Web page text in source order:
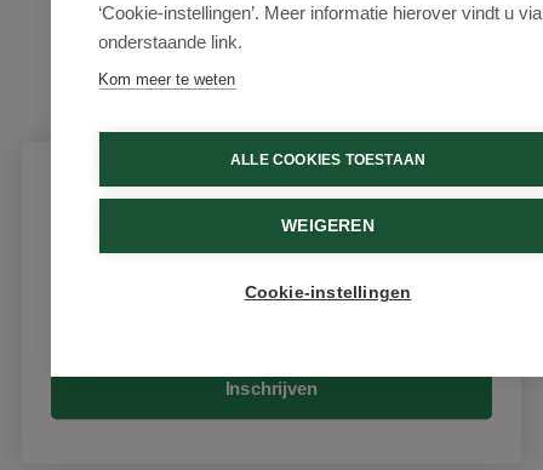
‘Cookie-instellingen’. Meer informatie hierover vindt u via
onderstaande link.
Kom meer te weten
ALLE COOKIES TOESTAAN
WEIGEREN
Cookie-instellingen
Schrijf je in voor onze nieuwsbrief
Ontvang als eerste de beste aanbiedingen en persoonlijk
advies
Inschrijven